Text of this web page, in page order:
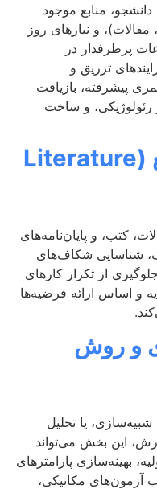
منابع موجود
مقالات)، و نیازهای روز
پرطرفدار در
تزریق و
پیشرفته، بازیافت
رئولوژیکی، و ساخت
2. مرور ادبیات جامع (Literature
کتب، و پایان‌نامه‌های
شناسایی شکاف‌های
از تکرار کارهای
و اساس ارائه فرضیه‌ها
و روش
یا تحلیل
این بخش می‌تواند
بهینه‌سازی پارامترهای
آزمون‌های مکانیکی،